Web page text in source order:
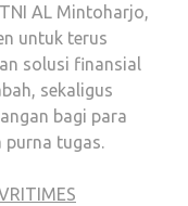
AL Mintoharjo,
untuk terus
solusi finansial
sekaligus
bagi para
purna tugas.